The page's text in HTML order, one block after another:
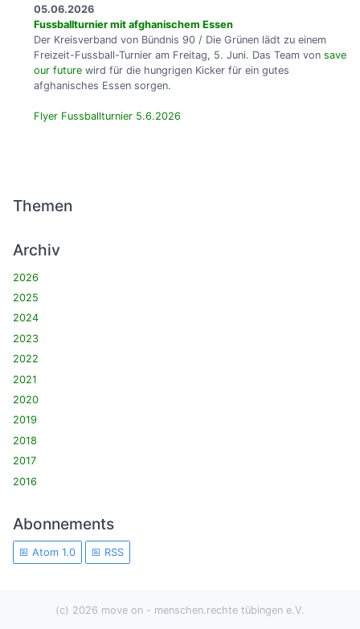
05.06.2026
Fussballturnier mit afghanischem Essen
Der Kreisverband von Bündnis 90 / Die Grünen lädt zu einem
Freizeit-Fussball-Turnier am Freitag, 5. Juni. Das Team von save
our futurewird für die hungrigen Kicker für ein gutes
afghanisches Essen sorgen.
Flyer Fussballturnier 5.6.2026
Themen
Archiv
2026
2025
2024
2023
2022
2021
2020
2019
2018
2017
2016
Abonnements
Atom 1.0 RSS
(c) 2026 move on - menschen.rechte tübingen e.V.